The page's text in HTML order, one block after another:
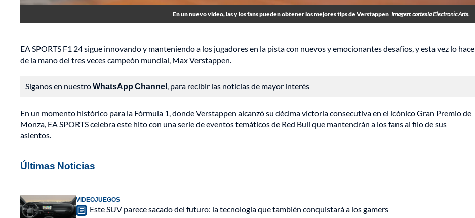
En un nuevo video, las y los fans pueden obtener los mejores tips de Verstappen Imagen: cortesía Electronic Arts.
EA SPORTS F1 24 sigue innovando y manteniendo a los jugadores en la pista con nuevos y emocionantes desafíos, y esta vez lo hace
de la mano del tres veces campeón mundial, Max Verstappen.
Síganos en nuestroWhatsApp Channel, para recibir las noticias de mayor interés
En un momento histórico para la Fórmula 1, donde Verstappen alcanzó su décima victoria consecutiva en el icónico Gran Premio de
Monza, EA SPORTS celebra este hito con una serie de eventos temáticos de Red Bull que mantendrán a los fans al filo de sus
asientos.
Últimas Noticias
VIDEOJUEGOS
Este SUV parece sacado del futuro: la tecnología que también conquistará a los gamers